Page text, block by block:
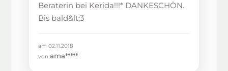
Beraterin bei Kerida!!!* DANKESCHÖN.
Bis bald&lt;3
am 02.11.2018
vonama*****